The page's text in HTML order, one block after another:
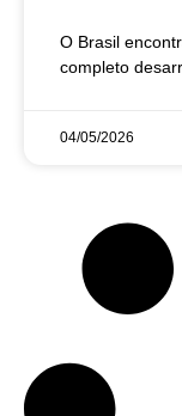
O Brasil
completo
04/05/2026